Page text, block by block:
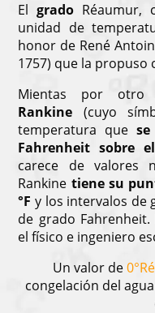
Elgrado Réaumur,
unidad de
honor de René
1757) que la propuso
Mientas por otro
Rankine (cuyo
temperatura que
Fahrenheit sobre
carece de valores
Rankine tiene su
°F y los intervalos de
de grado
el físico e ingeniero
Un valor de0°Ré
congelación del